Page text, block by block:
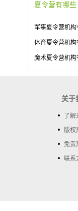
夏令营有哪些
军事夏令营机构
体育夏令营机构
魔术夏令营机构
关于
了
版权
免责
联系